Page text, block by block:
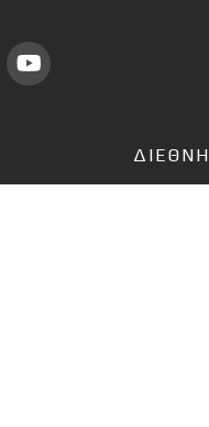
ΔΙΕΘΝΗ